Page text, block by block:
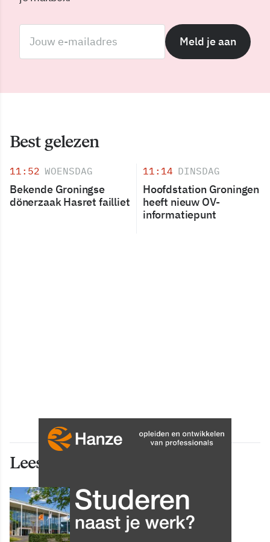
Meld je aan
Best gelezen
11:52 WOENSDAG
Bekende Groningse
dönerzaak Hasret failliet
11:14 DINSDAG
Hoofdstation Groningen
heeft nieuw OV-
informatiepunt
Lees ook deze artikelen
INNOVATIE
Grip op data en informatie:
Leergang Data en